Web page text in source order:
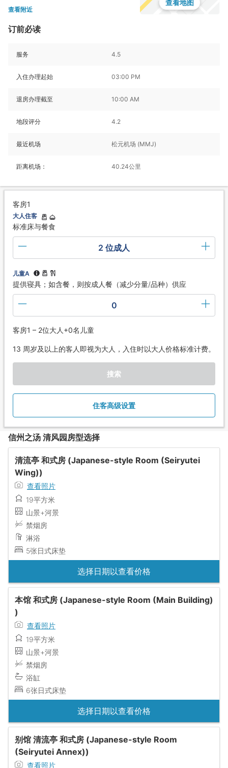
查看附近
查看地图
订前必读
服务 4.5
入住办理起始 03:00 PM
退房办理截至 10:00 AM
地段评分 4.2
最近机场 松元机场 (MMJ)
距离机场： 40.24公里
客房1
大人住客
标准床与餐食
2 位成人
儿童A
提供寝具；如含餐，则按成人餐（减少分量/品种）供应
0
客房1 – 2位大人+0名儿童
13 周岁及以上的客人即视为大人，入住时以大人价格标准计费。
搜索
住客高级设置
信州之汤 清风园房型选择
清流亭 和式房 (Japanese-style Room (Seiryutei
Wing))
查看照片
19平方米
山景+河景
禁烟房
淋浴
5张日式床垫
选择日期以查看价格
本馆 和式房 (Japanese-style Room (Main Building)
)
查看照片
19平方米
山景+河景
禁烟房
浴缸
6张日式床垫
选择日期以查看价格
别馆 清流亭 和式房 (Japanese-style Room
(Seiryutei Annex))
查看照片